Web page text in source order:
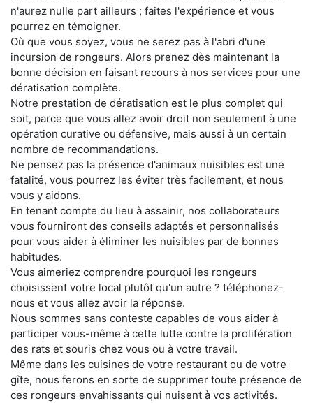
n'aurez nulle part ailleurs ; faites l'expérience et vous
pourrez en témoigner.
Où que vous soyez, vous ne serez pas à l'abri d'une
incursion de rongeurs. Alors prenez dès maintenant la
bonne décision en faisant recours à nos services pour une
dératisation complète.
Notre prestation de dératisation est le plus complet qui
soit, parce que vous allez avoir droit non seulement à une
opération curative ou défensive, mais aussi à un certain
nombre de recommandations.
Ne pensez pas la présence d'animaux nuisibles est une
fatalité, vous pourrez les éviter très facilement, et nous
vous y aidons.
En tenant compte du lieu à assainir, nos collaborateurs
vous fourniront des conseils adaptés et personnalisés
pour vous aider à éliminer les nuisibles par de bonnes
habitudes.
Vous aimeriez comprendre pourquoi les rongeurs
choisissent votre local plutôt qu'un autre ? téléphonez-
nous et vous allez avoir la réponse.
Nous sommes sans conteste capables de vous aider à
participer vous-même à cette lutte contre la prolifération
des rats et souris chez vous ou à votre travail.
Même dans les cuisines de votre restaurant ou de votre
gîte, nous ferons en sorte de supprimer toute présence de
ces rongeurs envahissants qui nuisent à vos activités.